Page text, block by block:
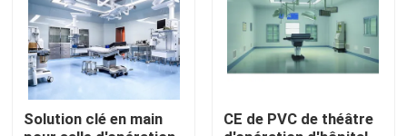
Visite d'usine
Contrôle de qualité
Solution clé en main
CE de PVC de théâtre